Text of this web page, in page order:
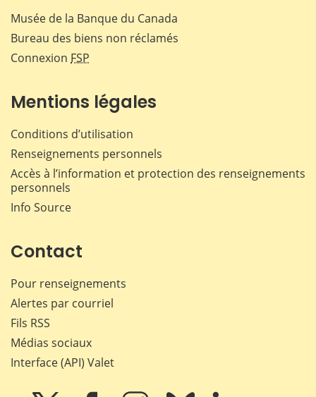
Musée de la Banque du Canada
Bureau des biens non réclamés
Connexion FSP
Mentions légales
Conditions d’utilisation
Renseignements personnels
Accès à l’information et protection des renseignements
personnels
Info Source
Contact
Pour renseignements
Alertes par courriel
Fils RSS
Médias sociaux
Interface (API) Valet